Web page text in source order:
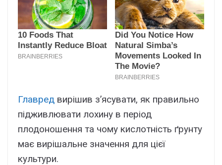
Главред вирішив з’ясувати, як правильно
підживлювати лохину в період
плодоношення та чому кислотність ґрунту
має вирішальне значення для цієї
культури.